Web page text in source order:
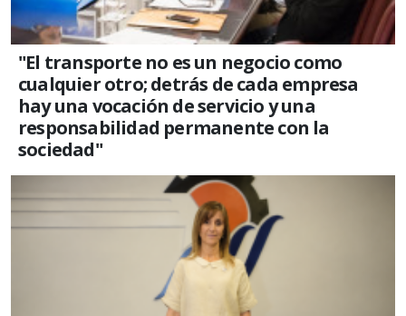
"El transporte no es un negocio como
cualquier otro; detrás de cada empresa
hay una vocación de servicio y una
responsabilidad permanente con la
sociedad"